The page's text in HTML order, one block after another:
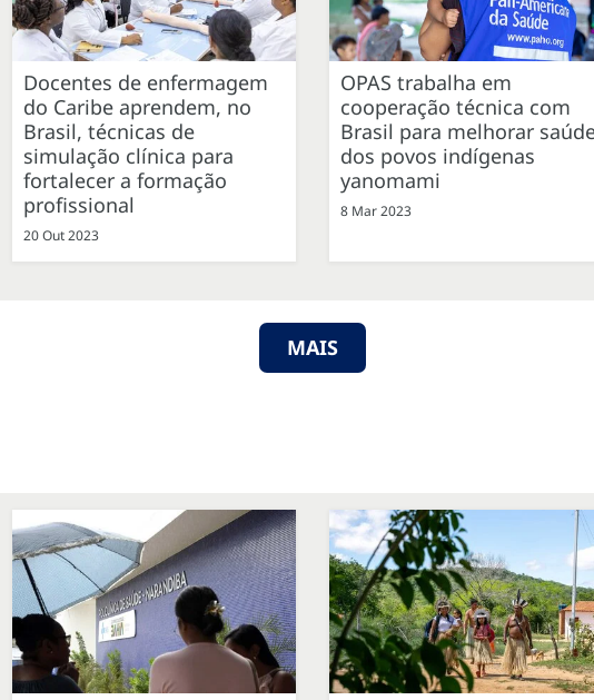
Docentes de enfermagem
do Caribe aprendem, no
Brasil, técnicas de
simulação clínica para
fortalecer a formação
profissional
20 Out 2023
OPAS trabalha em
cooperação técnica com
Brasil para melhorar
dos povos indígenas
yanomami
8 Mar 2023
MAIS